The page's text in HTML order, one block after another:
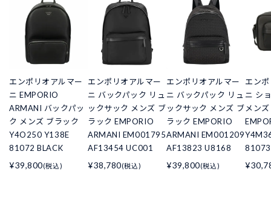
エンポリオアルマー
ニ EMPORIO
ARMANI バックパッ
ク メンズ ブラック
Y4O250 Y138E
81072 BLACK
¥39,800(税込)
エンポリオアルマー
ニ バックパック リュ
ックサック メンズ ブ
ラック EMPORIO
ARMANI EM001795
AF13454 UC001
¥38,780(税込)
エンポリオアルマー
ニ バックパック リュ
ックサック メンズ ブ
ラック EMPORIO
ARMANI EM001209
AF13823 U8168
¥39,800(税込)
エン
ニ シ
メン
81073